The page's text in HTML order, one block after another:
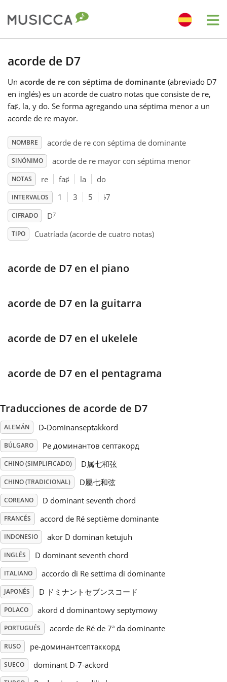
Български
Dansk
Deutsch
English
Español
Italiano
日本語
Polski
Português
Русский
Svenska
Tiếng Việt
Türkçe
简体中文
繁體中文
acorde de D7
Un acorde de re con séptima de dominante (abreviado D7
en inglés) es un acorde de cuatro notas que consiste de re,
fa♯, la, y do. Se forma agregando una séptima menor a un
acorde de re mayor.
NOMBRE acorde de re con séptima de dominante
SINÓNIMO acorde de re mayor con séptima menor
NOTAS re fa♯ la do
INTERVALOS 1 3 5 ♭7
CIFRADO D7
TIPO Cuatríada (acorde de cuatro notas)
acorde de D7 en el piano
acorde de D7 en la guitarra
acorde de D7 en el ukelele
acorde de D7 en el pentagrama
Traducciones de acorde de D7
ALEMÁN D-Dominanseptakkord
BÚLGARO Ре доминантов септакорд
CHINO (SIMPLIFICADO) D属七和弦
CHINO (TRADICIONAL) D屬七和弦
COREANO D dominant seventh chord
FRANCÉS accord de Ré septième dominante
INDONESIO akor D dominan ketujuh
INGLÉS D dominant seventh chord
ITALIANO accordo di Re settima di dominante
JAPONÉS D ドミナントセブンスコード
POLACO akord d dominantowy septymowy
PORTUGUÉS acorde de Ré de 7ª da dominante
RUSO ре-доминантсептаккорд
SUECO dominant D-7-ackord